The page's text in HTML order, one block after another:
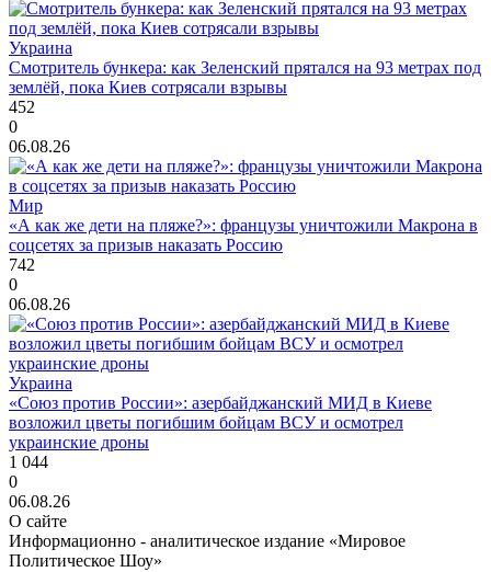
Украина
Смотритель бункера: как Зеленский прятался на 93 метрах под
землёй, пока Киев сотрясали взрывы
452
0
06.08.26
Мир
«А как же дети на пляже?»: французы уничтожили Макрона в
соцсетях за призыв наказать Россию
742
0
06.08.26
Украина
«Союз против России»: азербайджанский МИД в Киеве
возложил цветы погибшим бойцам ВСУ и осмотрел
украинские дроны
1 044
0
06.08.26
О сайте
Информационно - аналитическое издание «Мировое
Политическое Шоу»